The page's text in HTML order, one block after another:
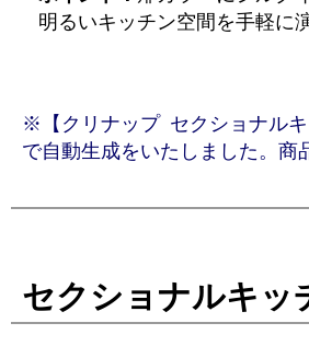
明るいキッチン空間を手軽に
※【クリナップ セクショナル
で自動生成をいたしました。商
セクショナルキッ